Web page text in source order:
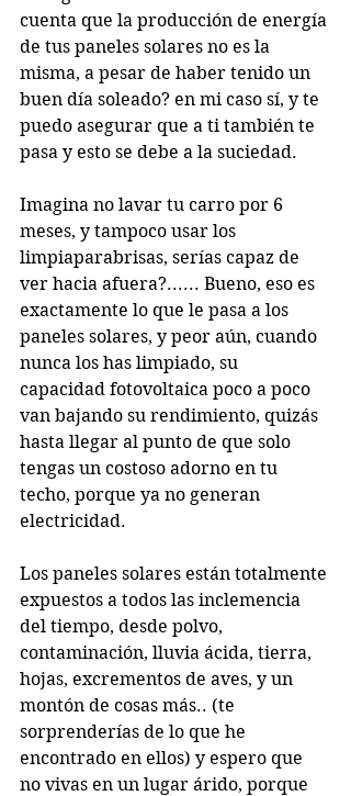
cuenta que la producción de energía
de tus paneles solares no es la
misma, a pesar de haber tenido un
buen día soleado? en mi caso sí, y te
puedo asegurar que a ti también te
pasa y esto se debe a la suciedad.
Imagina no lavar tu carro por 6
meses, y tampoco usar los
limpiaparabrisas, serías capaz de
ver hacia afuera?...... Bueno, eso es
exactamente lo que le pasa a los
paneles solares, y peor aún, cuando
nunca los has limpiado, su
capacidad fotovoltaica poco a poco
van bajando su rendimiento, quizás
hasta llegar al punto de que solo
tengas un costoso adorno en tu
techo, porque ya no generan
electricidad.
Los paneles solares están totalmente
expuestos a todos las inclemencia
del tiempo, desde polvo,
contaminación, lluvia ácida, tierra,
hojas, excrementos de aves, y un
montón de cosas más.. (te
sorprenderías de lo que he
encontrado en ellos) y espero que
no vivas en un lugar árido, porque